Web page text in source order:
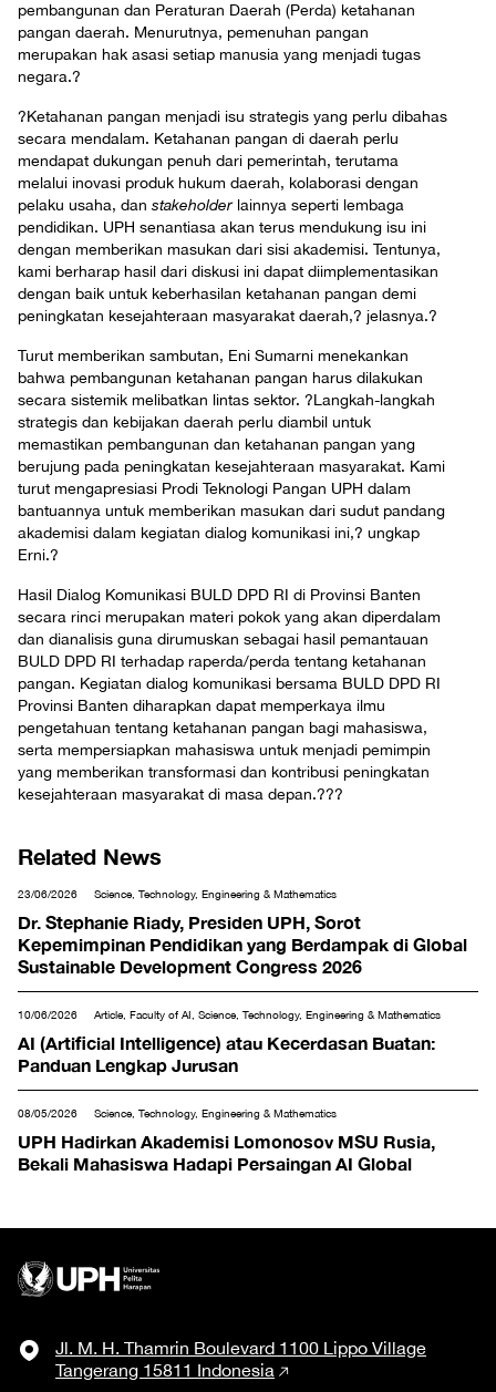
pembangunan dan Peraturan Daerah (Perda) ketahanan
pangan daerah. Menurutnya, pemenuhan pangan
merupakan hak asasi setiap manusia yang menjadi tugas
negara.?
?Ketahanan pangan menjadi isu strategis yang perlu dibahas
secara mendalam. Ketahanan pangan di daerah perlu
mendapat dukungan penuh dari pemerintah, terutama
melalui inovasi produk hukum daerah, kolaborasi dengan
pelaku usaha, dan stakeholderlainnya seperti lembaga
pendidikan. UPH senantiasa akan terus mendukung isu ini
dengan memberikan masukan dari sisi akademisi. Tentunya,
kami berharap hasil dari diskusi ini dapat diimplementasikan
dengan baik untuk keberhasilan ketahanan pangan demi
peningkatan kesejahteraan masyarakat daerah,? jelasnya.?
Turut memberikan sambutan, Eni Sumarni menekankan
bahwa pembangunan ketahanan pangan harus dilakukan
secara sistemik melibatkan lintas sektor. ?Langkah-langkah
strategis dan kebijakan daerah perlu diambil untuk
memastikan pembangunan dan ketahanan pangan yang
berujung pada peningkatan kesejahteraan masyarakat. Kami
turut mengapresiasi Prodi Teknologi Pangan UPH dalam
bantuannya untuk memberikan masukan dari sudut pandang
akademisi dalam kegiatan dialog komunikasi ini,? ungkap
Erni.?
Hasil Dialog Komunikasi BULD DPD RI di Provinsi Banten
secara rinci merupakan materi pokok yang akan diperdalam
dan dianalisis guna dirumuskan sebagai hasil pemantauan
BULD DPD RI terhadap raperda/perda tentang ketahanan
pangan. Kegiatan dialog komunikasi bersama BULD DPD RI
Provinsi Banten diharapkan dapat memperkaya ilmu
pengetahuan tentang ketahanan pangan bagi mahasiswa,
serta mempersiapkan mahasiswa untuk menjadi pemimpin
yang memberikan transformasi dan kontribusi peningkatan
kesejahteraan masyarakat di masa depan.???
Related News
23/06/2026 Science, Technology, Engineering & Mathematics
Dr. Stephanie Riady, Presiden UPH, Sorot
Kepemimpinan Pendidikan yang Berdampak di Global
Sustainable Development Congress 2026
10/06/2026 Article, Faculty of AI, Science, Technology, Engineering & Mathematics
AI (Artificial Intelligence) atau Kecerdasan Buatan:
Panduan Lengkap Jurusan
08/05/2026 Science, Technology, Engineering & Mathematics
UPH Hadirkan Akademisi Lomonosov MSU Rusia,
Bekali Mahasiswa Hadapi Persaingan AI Global
Jl. M. H. Thamrin Boulevard 1100 Lippo Village
Tangerang 15811 Indonesia